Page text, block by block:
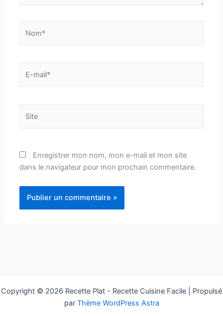
Enregistrer mon nom, mon e-mail et mon site
dans le navigateur pour mon prochain commentaire.
Copyright © 2026 Recette Plat - Recette Cuisine Facile | Propulsé
par Thème WordPress Astra